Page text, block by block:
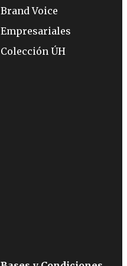
Brand Voice
Empresariales
Colección ÚH